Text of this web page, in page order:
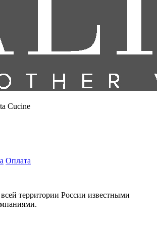
Cucine
Оплата
территории России известными